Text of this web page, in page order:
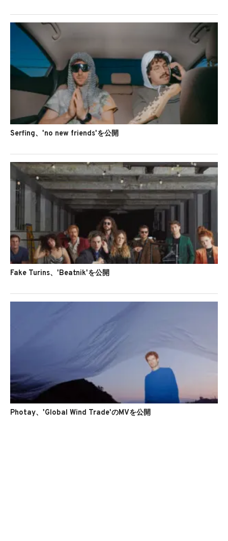
Serfing、'no new friends'を公開
Fake Turins、'Beatnik'を公開
Photay、'Global Wind Trade'のMVを公開